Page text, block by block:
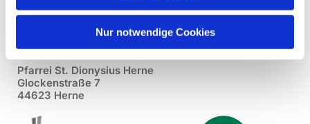
Nur notwendige Cookies
Pfarrei St. Dionysius Herne
Glockenstraße 7
44623 Herne